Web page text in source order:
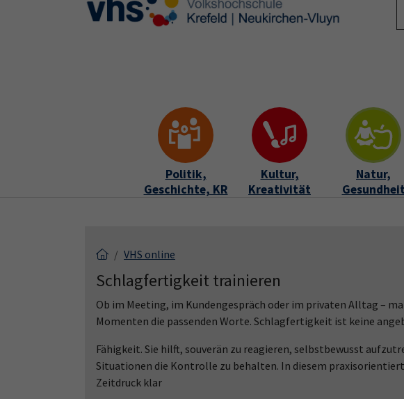
Skip to main content
Skip to page footer
Politik,
Geschichte, KR
Kultur,
Kreativität
Natur,
Gesundheit
VHS online
Schlagfertigkeit trainieren
Ob im Meeting, im Kundengespräch oder im privaten Alltag –
Momenten die passenden Worte. Schlagfertigkeit ist keine
Fähigkeit. Sie hilft, souverän zu reagieren, selbstbewusst
Situationen die Kontrolle zu behalten. In diesem
Zeitdruck klar